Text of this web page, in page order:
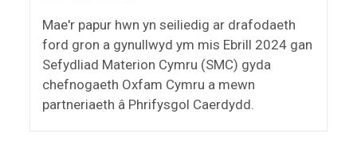
Mae'r papur hwn yn seiliedig ar drafodaeth
ford gron a gynullwyd ym mis Ebrill 2024 gan
Sefydliad Materion Cymru (SMC) gyda
chefnogaeth Oxfam Cymru a mewn
partneriaeth â Phrifysgol Caerdydd.